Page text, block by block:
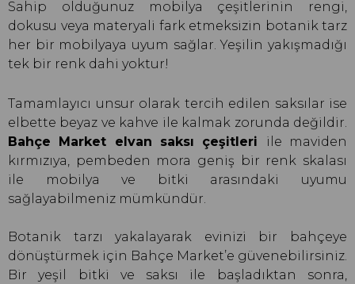
Sahip olduğunuz mobilya çeşitlerinin rengi,
dokusu veya materyali fark etmeksizin botanik tarz
her bir mobilyaya uyum sağlar. Yeşilin yakışmadığı
tek bir renk dahi yoktur!
Tamamlayıcı unsur olarak tercih edilen saksılar ise
elbette beyaz ve kahve ile kalmak zorunda değildir.
Bahçe Market elvan saksı çeşitleri ile maviden
kırmızıya, pembeden mora geniş bir renk skalası
ile mobilya ve bitki arasındaki uyumu
sağlayabilmeniz mümkündür.
Botanik tarzı yakalayarak evinizi bir bahçeye
dönüştürmek için Bahçe Market’e güvenebilirsiniz.
Bir yeşil bitki ve saksı ile başladıktan sonra,